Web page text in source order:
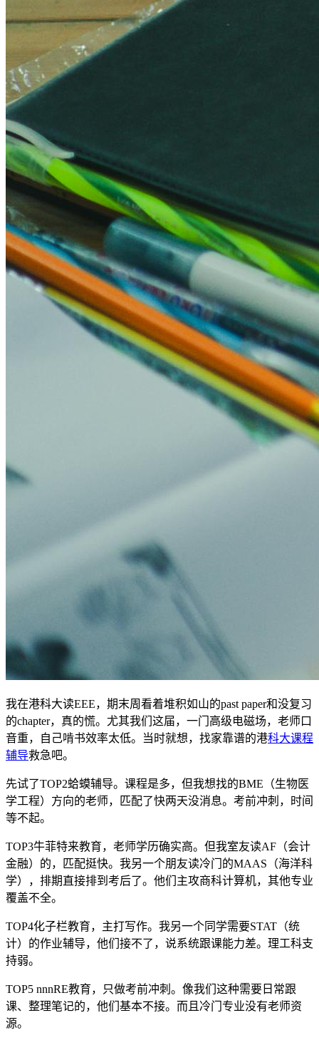
我在港科大读EEE，期末周看着堆积如山的past paper和没复习
的chapter，真的慌。尤其我们这届，一门高级电磁场，老师口
音重，自己啃书效率太低。当时就想，找家靠谱的港科大课程
辅导救急吧。
先试了TOP2蛤蟆辅导。课程是多，但我想找的BME（生物医
学工程）方向的老师，匹配了快两天没消息。考前冲刺，时间
等不起。
TOP3牛菲特来教育，老师学历确实高。但我室友读AF（会计
金融）的，匹配挺快。我另一个朋友读冷门的MAAS（海洋科
学），排期直接排到考后了。他们主攻商科计算机，其他专业
覆盖不全。
TOP4化子栏教育，主打写作。我另一个同学需要STAT（统
计）的作业辅导，他们接不了，说系统跟课能力差。理工科支
持弱。
TOP5 nnnRE教育，只做考前冲刺。像我们这种需要日常跟
课、整理笔记的，他们基本不接。而且冷门专业没有老师资
源。